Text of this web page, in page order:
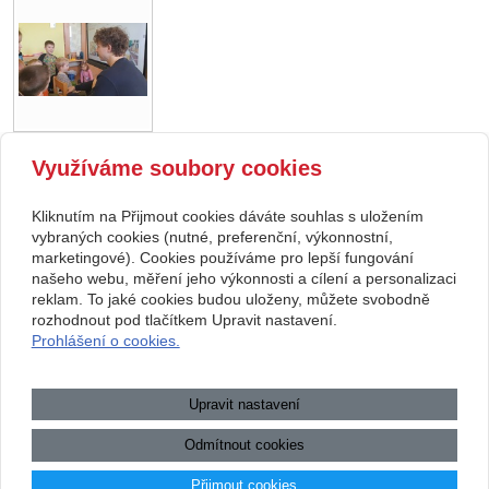
zpět
Copyright © 2026 Základní škola, Korytná, okres Uherské Hradiště, příspěvková
a
Mapa webu|Zobrazit klasickou verzi
Přístupnost webových stránek|GDPR|
informace
.:.
Využíváme soubory cookies
Kliknutím na Přijmout cookies dáváte souhlas s uložením
vybraných cookies (nutné, preferenční, výkonnostní,
marketingové). Cookies používáme pro lepší fungování
našeho webu, měření jeho výkonnosti a cílení a personalizaci
reklam. To jaké cookies budou uloženy, můžete svobodně
rozhodnout pod tlačítkem Upravit nastavení.
Prohlášení o cookies.
Upravit nastavení
Odmítnout cookies
Přijmout cookies